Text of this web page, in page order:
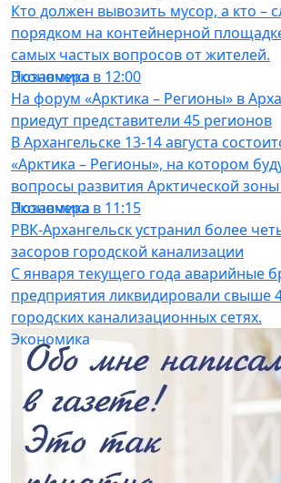
Кто должен вывозить мусор, а кто –
порядком на контейнерной
самых частых вопросов от жителей.
Экономика
Позавчера в 12:00
На форум «Арктика – Регионы» в
приедут представители 45 регионов
В Архангельске 13-14 августа
«Арктика – Регионы», на котором
вопросы развития Арктической
Экономика
Позавчера в 11:15
РВК-Архангельск устранил более
засоров городской канализации
С января текущего года аварийные
предприятия ликвидировали свыше
городских канализационных сетях.
Экономика
31.07.26 10:39
РВК-Архангельск завершил санацию
канализационных коллекторов в
Компания РВК-Архангельск в
текущего года провела санацию
канализационных коллекторов на
участках центральной части города.